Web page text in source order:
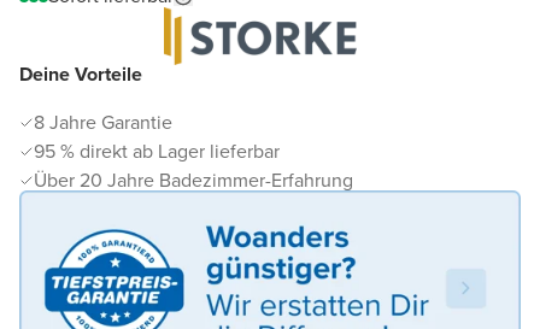
Deine Vorteile
8 Jahre Garantie
95 % direkt ab Lager lieferbar
Über 20 Jahre Badezimmer-Erfahrung